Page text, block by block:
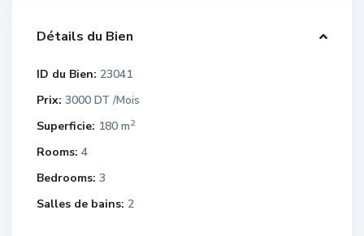
Détails du Bien
ID du Bien: 23041
Prix: 3000 DT /Mois
Superficie: 180 m2
Rooms: 4
Bedrooms: 3
Salles de bains: 2